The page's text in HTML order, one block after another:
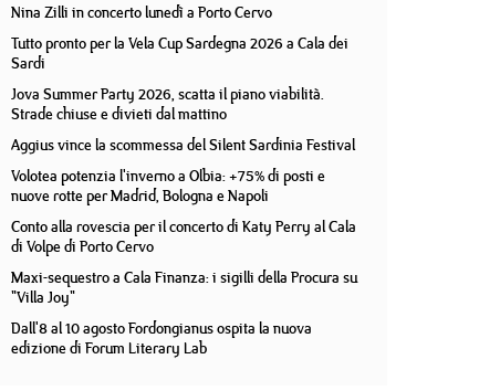
Nina Zilli in concerto lunedì a Porto Cervo
Tutto pronto per la Vela Cup Sardegna 2026 a Cala dei
Sardi
Jova Summer Party 2026, scatta il piano viabilità.
Strade chiuse e divieti dal mattino
Aggius vince la scommessa del Silent Sardinia Festival
Volotea potenzia l'inverno a Olbia: +75% di posti e
nuove rotte per Madrid, Bologna e Napoli
Conto alla rovescia per il concerto di Katy Perry al Cala
di Volpe di Porto Cervo
Maxi-sequestro a Cala Finanza: i sigilli della Procura su
"Villa Joy"
Dall'8 al 10 agosto Fordongianus ospita la nuova
edizione di Forum Literary Lab